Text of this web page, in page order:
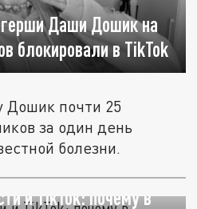
Даши Дошик на
блокировали в TikTok
Дошик почти 25
за один день
болезни.
и TikTok: почему в